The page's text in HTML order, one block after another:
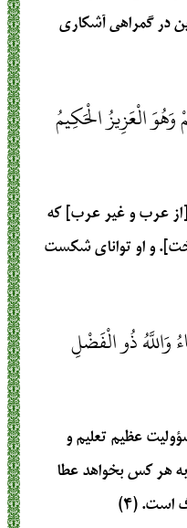
در گمراهی آشکاری
الْعَزِيزُ الْحَكِيمُ
[از عرب و غیر عرب] که
و او توانای شکست
وَاللَّهُ ذُو الْفَضْلِ
عظیم تعلیم و
هر کس بخواهد عطا
است. (۴)